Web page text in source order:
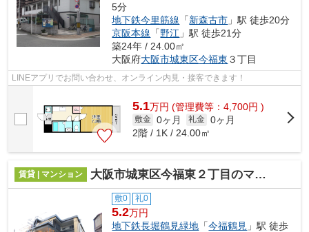
5分
地下鉄今里筋線 「新森古市 」駅 徒歩20分
京阪本線 「野江 」駅 徒歩21分
築24年 / 24.00㎡
大阪府大阪市城東区今福東 ３丁目
LINEアプリでお問い合わせ、オンライン内見・接客できます！
5.1万円 (管理費等：4,700円 )
敷金 0ヶ月 礼金 0ヶ月
2階 / 1K / 24.00㎡
賃貸 | マンション 大阪市城東区今福東２丁目のマンション
敷0 礼0
5.2万円
地下鉄長堀鶴見緑地 「今福鶴見 」駅 徒歩